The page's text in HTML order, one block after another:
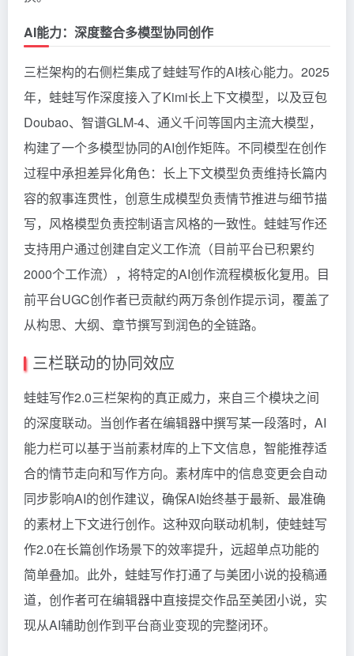
AI能力：深度整合多模型协同创作
三栏架构的右侧栏集成了蛙蛙写作的AI核心能力。2025
年，蛙蛙写作深度接入了Kimi长上下文模型，以及豆包
Doubao、智谱GLM-4、通义千问等国内主流大模型，
构建了一个多模型协同的AI创作矩阵。不同模型在创作
过程中承担差异化角色：长上下文模型负责维持长篇内
容的叙事连贯性，创意生成模型负责情节推进与细节描
写，风格模型负责控制语言风格的一致性。蛙蛙写作还
支持用户通过创建自定义工作流（目前平台已积累约
2000个工作流），将特定的AI创作流程模板化复用。目
前平台UGC创作者已贡献约两万条创作提示词，覆盖了
从构思、大纲、章节撰写到润色的全链路。
三栏联动的协同效应
蛙蛙写作2.0三栏架构的真正威力，来自三个模块之间
的深度联动。当创作者在编辑器中撰写某一段落时，AI
能力栏可以基于当前素材库的上下文信息，智能推荐适
合的情节走向和写作方向。素材库中的信息变更会自动
同步影响AI的创作建议，确保AI始终基于最新、最准确
的素材上下文进行创作。这种双向联动机制，使蛙蛙写
作2.0在长篇创作场景下的效率提升，远超单点功能的
简单叠加。此外，蛙蛙写作打通了与美团小说的投稿通
道，创作者可在编辑器中直接提交作品至美团小说，实
现从AI辅助创作到平台商业变现的完整闭环。